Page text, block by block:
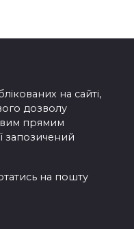
на сайті,
дозволу
прямим
запозичений
на пошту